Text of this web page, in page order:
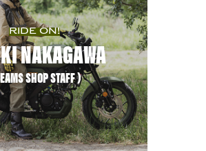
RIDE ON!
NAKAGAWA
SHOP STAFF )